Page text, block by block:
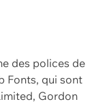
des polices de
Fonts, qui sont
Gordon